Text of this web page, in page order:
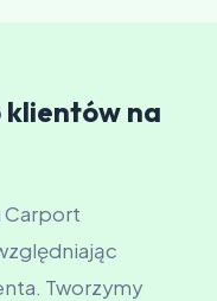
klientów na
Carport
Tworzymy